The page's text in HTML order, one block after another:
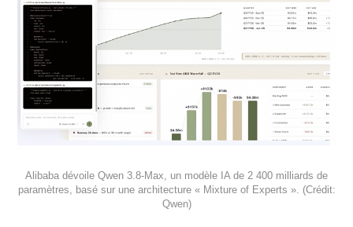
Alibaba dévoile Qwen 3.8-Max, un modèle IA de 2 400 milliards de
paramètres, basé sur une architecture « Mixture of Experts ». (Crédit:
Qwen)